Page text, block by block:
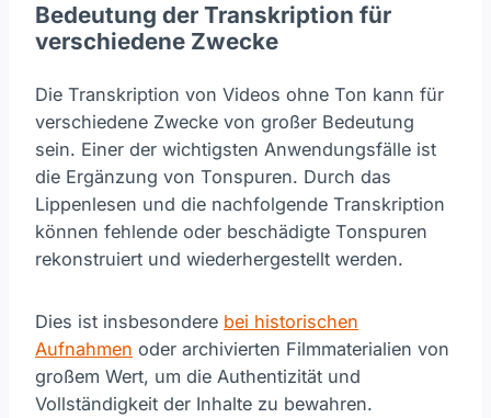
Bedeutung der Transkription für
verschiedene Zwecke
Die Transkription von Videos ohne Ton kann für
verschiedene Zwecke von großer Bedeutung
sein. Einer der wichtigsten Anwendungsfälle ist
die Ergänzung von Tonspuren. Durch das
Lippenlesen und die nachfolgende Transkription
können fehlende oder beschädigte Tonspuren
rekonstruiert und wiederhergestellt werden.
Dies ist insbesondere bei historischen
Aufnahmen oder archivierten Filmmaterialien von
großem Wert, um die Authentizität und
Vollständigkeit der Inhalte zu bewahren.